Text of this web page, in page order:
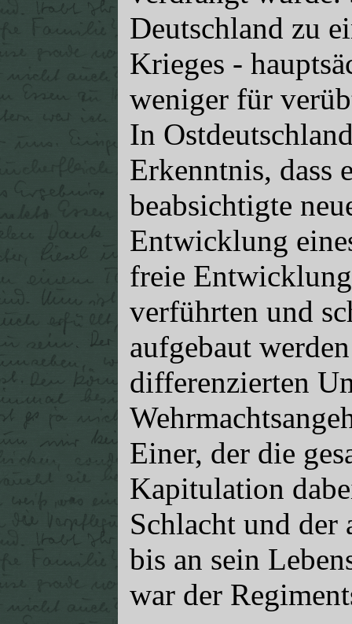
Deutschland zu
Krieges -
weniger für
In
Erkenntnis, dass
beabsichtigte
Entwicklung
freie
verführten und
aufgebaut
differenzierten
Einer, der die
Kapitulation
Schlacht und der
bis an sein
war der